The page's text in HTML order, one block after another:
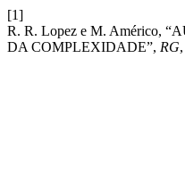
[1]
R. R. Lopez e M. Américo,
DA COMPLEXIDADE”, RG